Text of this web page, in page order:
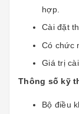
hợp.
Cài đặt
Có chức
Giá trị
Thông số kỹ
Bộ điều